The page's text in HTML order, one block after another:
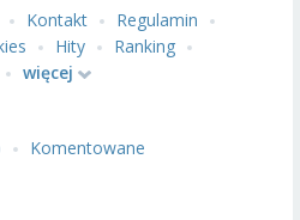
Kontakt
Regulamin
Hity
Ranking
więcej
Komentowane